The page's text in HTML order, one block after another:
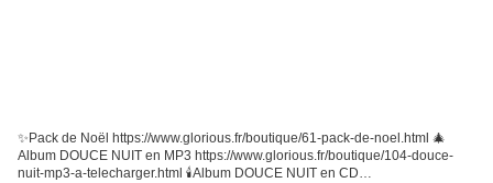
✨Pack de Noël https://www.glorious.fr/boutique/61-pack-de-noel.html 🎄
Album DOUCE NUIT en MP3 https://www.glorious.fr/boutique/104-douce-
nuit-mp3-a-telecharger.html 🕯️Album DOUCE NUIT en CD